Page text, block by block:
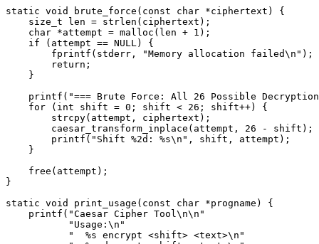
static void brute_force(const char *ciphertext) {
    size_t len = strlen(ciphertext);
    char *attempt = malloc(len + 1);
    if (attempt == NULL) {
        fprintf(stderr, "Memory allocation failed\n");
        return;
    }
printf("=== Brute Force: All 26 Possible
    for (int shift = 0; shift < 26; shift++) {
        strcpy(attempt, ciphertext);
        caesar_transform_inplace(attempt, 26 - shift);
        printf("Shift %2d: %s\n", shift, attempt);
    }
    free(attempt);
}
static void print_usage(const char *progname) {
    printf("Caesar Cipher Tool\n\n"
           "Usage:\n"
           "  %s encrypt <shift> <text>\n"